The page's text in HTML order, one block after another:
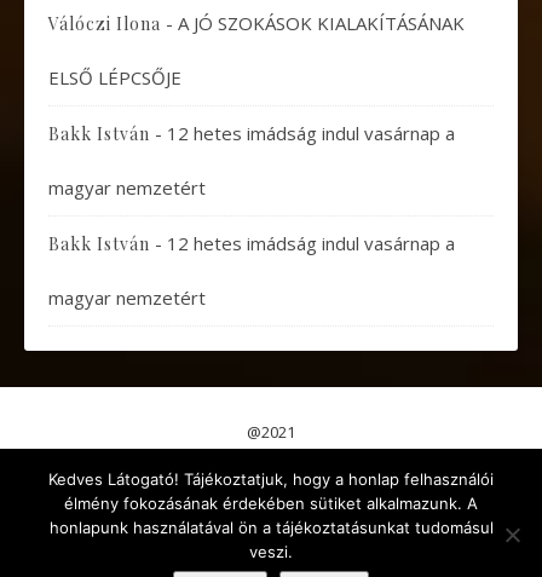
Válóczi Ilona - A JÓ SZOKÁSOK KIALAKÍTÁSÁNAK
ELSŐ LÉPCSŐJE
Bakk István - 12 hetes imádság indul vasárnap a
magyar nemzetért
Bakk István - 12 hetes imádság indul vasárnap a
magyar nemzetért
@2021
Aktuális események Érdekes cikkek Gyermekeknek
Kikapcsolódás
Egyéb
Kedves Látogató! Tájékoztatjuk, hogy a honlap felhasználói
élmény fokozásának érdekében sütiket alkalmazunk. A
honlapunk használatával ön a tájékoztatásunkat tudomásul
veszi.